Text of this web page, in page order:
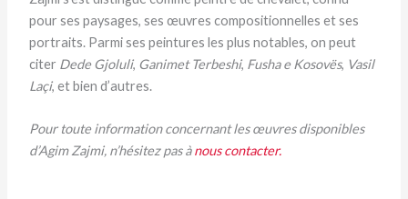
pour ses paysages, ses œuvres compositionnelles et ses
portraits. Parmi ses peintures les plus notables, on peut
citer Dede Gjoluli, Ganimet Terbeshi, Fusha e Kosovës, Vasil
Laçi, et bien d’autres.
Pour toute information concernant les œuvres disponibles
d’Agim Zajmi, n’hésitez pas ànous contacter.